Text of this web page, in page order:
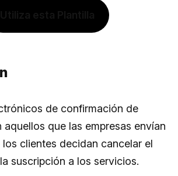
de confirmación de
que las empresas envían
clientes decidan cancelar el
suscripción a los servicios.